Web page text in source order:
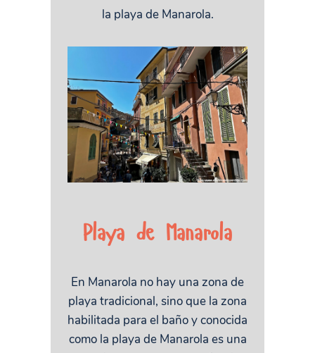
la playa de Manarola.
Playa de Manarola
En Manarola no hay una zona de
playa tradicional, sino que la zona
habilitada para el baño y conocida
como la playa de Manarola es una